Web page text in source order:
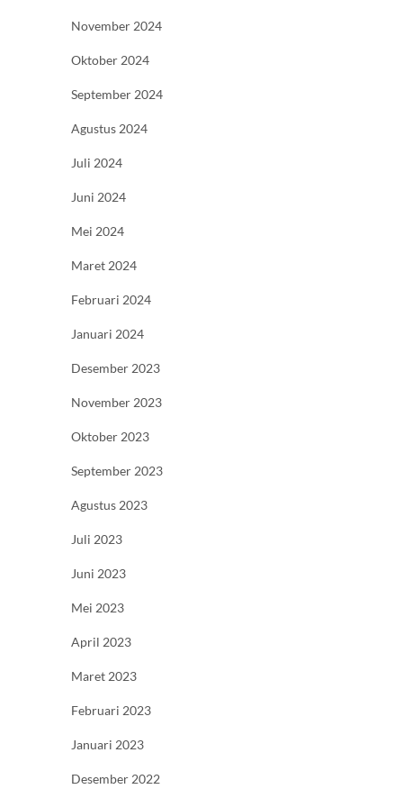
November 2024
Oktober 2024
September 2024
Agustus 2024
Juli 2024
Juni 2024
Mei 2024
Maret 2024
Februari 2024
Januari 2024
Desember 2023
November 2023
Oktober 2023
September 2023
Agustus 2023
Juli 2023
Juni 2023
Mei 2023
April 2023
Maret 2023
Februari 2023
Januari 2023
Desember 2022